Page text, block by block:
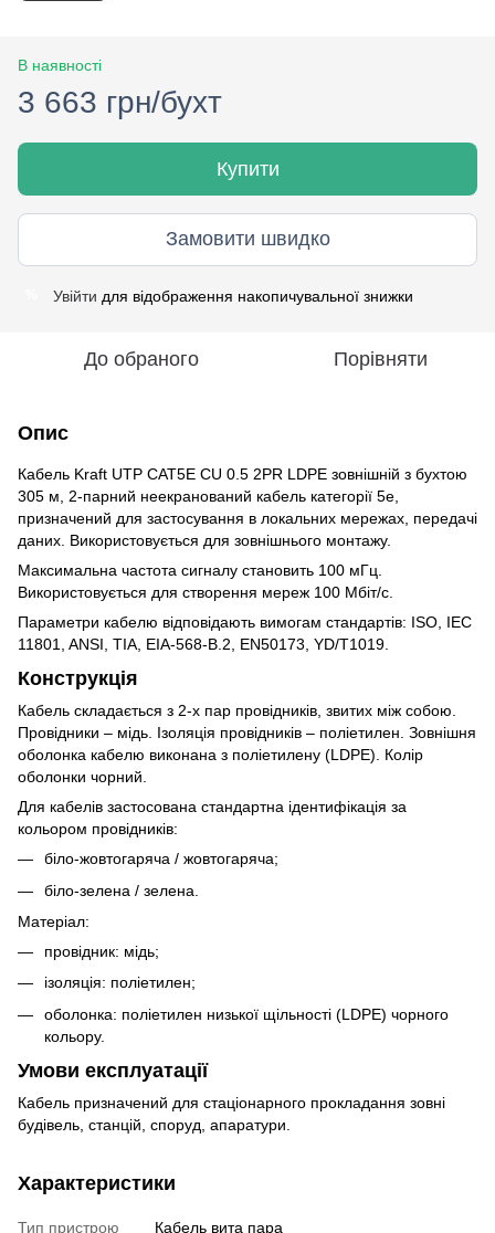
В наявності
3 663 грн/бухт
Купити
Замовити швидко
Увійти для відображення накопичувальної знижки
До обраного Порівняти
Опис
Кабель Kraft UTP CAT5E CU 0.5 2PR LDPE зовнішній з бухтою
305 м, 2-парний неекранований кабель категорії 5е,
призначений для застосування в локальних мережах, передачі
даних. Використовується для зовнішнього монтажу.
Максимальна частота сигналу становить 100 мГц.
Використовується для створення мереж 100 Мбіт/с.
Параметри кабелю відповідають вимогам стандартів: ISO, IEC
11801, ANSI, TIA, EIA-568-B.2, EN50173, YD/T1019.
Конструкція
Кабель складається з 2-х пар провідників, звитих між собою.
Провідники – мідь. Ізоляція провідників – поліетилен. Зовнішня
оболонка кабелю виконана з поліетилену (LDPE). Колір
оболонки чорний.
Для кабелів застосована стандартна ідентифікація за
кольором провідників:
біло-жовтогаряча / жовтогаряча;
біло-зелена / зелена.
Матеріал:
провідник: мідь;
ізоляція: поліетилен;
оболонка: поліетилен низької щільності (LDPE) чорного
кольору.
Умови експлуатації
Кабель призначений для стаціонарного прокладання зовні
будівель, станцій, споруд, апаратури.
Характеристики
Тип пристрою Кабель вита пара